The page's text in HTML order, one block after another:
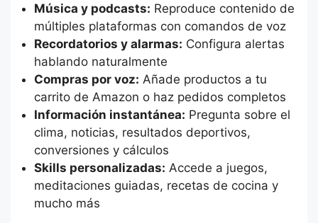
Música y podcasts: Reproduce contenido de
múltiples plataformas con comandos de voz
Recordatorios y alarmas: Configura alertas
hablando naturalmente
Compras por voz: Añade productos a tu
carrito de Amazon o haz pedidos completos
Información instantánea: Pregunta sobre el
clima, noticias, resultados deportivos,
conversiones y cálculos
Skills personalizadas: Accede a juegos,
meditaciones guiadas, recetas de cocina y
mucho más